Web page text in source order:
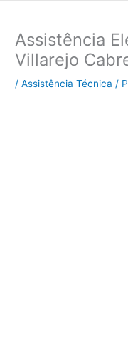
Assistência
Villarejo
/Assistência Técnica /